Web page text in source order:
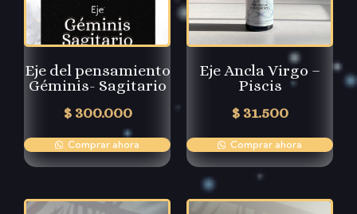
Eje del pensamiento
Géminis- Sagitario
$300.000
Comprar ahora
Eje Ancla Virgo –
Piscis
$ 31.500
Comprar ahora